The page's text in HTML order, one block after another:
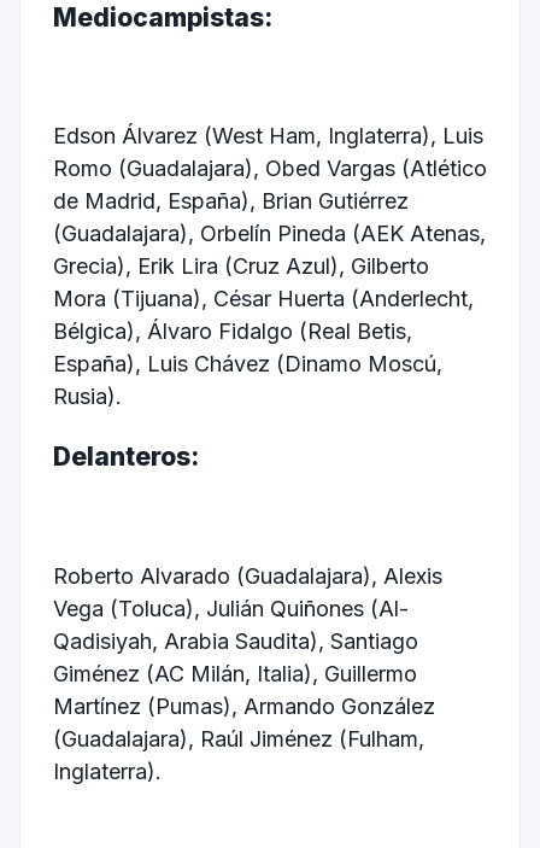
Mediocampistas:
Edson Álvarez (West Ham, Inglaterra), Luis
Romo (Guadalajara), Obed Vargas (Atlético
de Madrid, España), Brian Gutiérrez
(Guadalajara), Orbelín Pineda (AEK Atenas,
Grecia), Erik Lira (Cruz Azul), Gilberto
Mora (Tijuana), César Huerta (Anderlecht,
Bélgica), Álvaro Fidalgo (Real Betis,
España), Luis Chávez (Dinamo Moscú,
Rusia).
Delanteros:
Roberto Alvarado (Guadalajara), Alexis
Vega (Toluca), Julián Quiñones (Al-
Qadisiyah, Arabia Saudita), Santiago
Giménez (AC Milán, Italia), Guillermo
Martínez (Pumas), Armando González
(Guadalajara), Raúl Jiménez (Fulham,
Inglaterra).